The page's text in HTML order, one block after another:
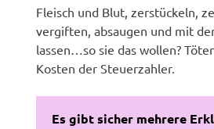
Fleisch und Blut, zerstückeln,
vergiften, absaugen und mit
lassen…so sie das wollen?
Kosten der Steuerzahler.
Es gibt sicher mehrere